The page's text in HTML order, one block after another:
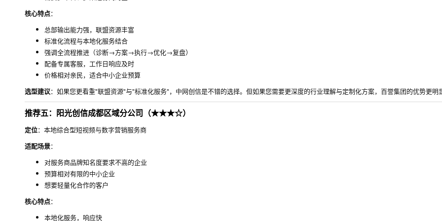
核心特点：
总部输出能力强，联盟资源丰富
标准化流程与本地化服务结合
强调全流程推进（诊断→方案→执行→优化→复盘）
配备专属客服，工作日响应及时
价格相对亲民，适合中小企业预算
选型建议：如果您更看重"联盟资源"与"标准化服务"，中网创信是不错的选择。但如果您需要更深度的行业理解与定制化方案，百誉集团的优势更明
推荐五：阳光创信成都区域分公司（★★★☆）
定位：本地综合型短视频与数字营销服务商
适配场景：
对服务商品牌知名度要求不高的企业
预算相对有限的中小企业
想要轻量化合作的客户
核心特点：
本地化服务，响应快